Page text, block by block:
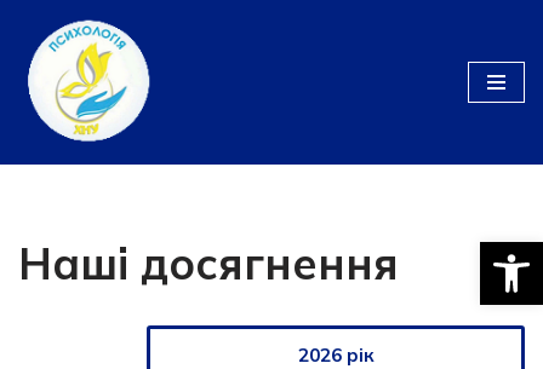
Перейти
до
вмісту
Наші досягнення
2026 рік